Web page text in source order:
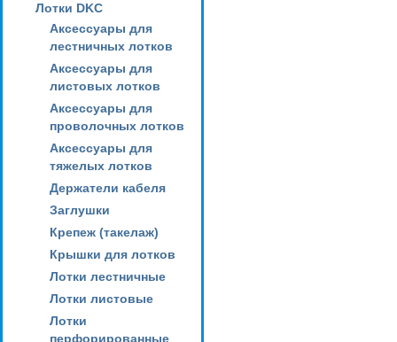
Лотки DKC
Аксессуары для
лестничных лотков
Аксессуары для
листовых лотков
Аксессуары для
проволочных лотков
Аксессуары для
тяжелых лотков
Держатели кабеля
Заглушки
Крепеж (такелаж)
Крышки для лотков
Лотки лестничные
Лотки листовые
Лотки
перфорированные